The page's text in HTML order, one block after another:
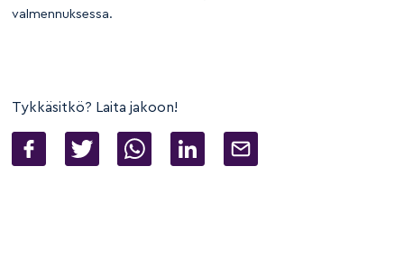
valmennuksessa.
Tykkäsitkö? Laita jakoon!